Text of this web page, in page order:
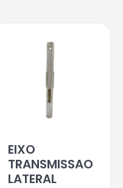
EIXO
TRANSMISSAO
LATERAL